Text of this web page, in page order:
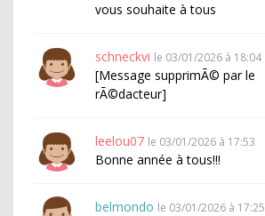
vous souhaite à tous
schneckvi le 03/01/2026 à 18:04
[Message supprimÃ© par le
rÃ©dacteur]
leelou07 le 03/01/2026 à 17:53
Bonne année à tous!!!
belmondo le 03/01/2026 à 17:25